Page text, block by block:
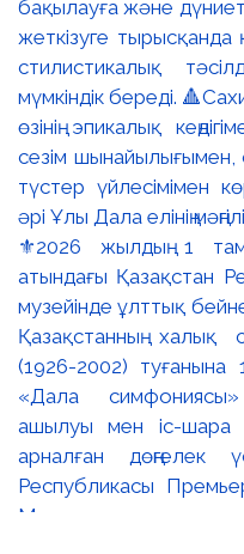
⚜️2026 жылдың 1
атындағы Қазақстан
музейінде ұлттық
Қазақстанның халық
(1926-2002)
«Дала симфониясы»
ашылуы мен іс-шара
арналған дөңгелек
Республикасы
Мәдениет және